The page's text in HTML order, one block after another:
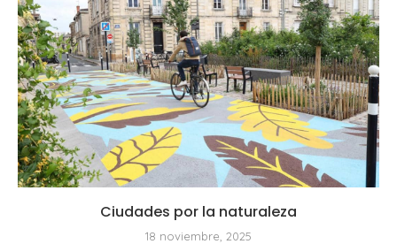
Ciudades por la naturaleza
18 noviembre, 2025